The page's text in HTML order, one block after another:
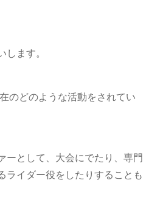
ます。
どのような活動をされてい
ーとして、大会にでたり、専門
ライダー役をしたりすることも